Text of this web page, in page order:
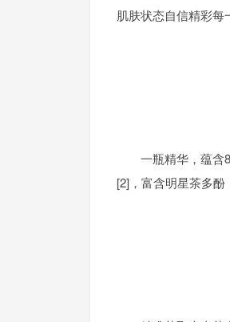
肌肤状态自信精彩每
一瓶精华，蕴含
[2]，富含明星茶多酚